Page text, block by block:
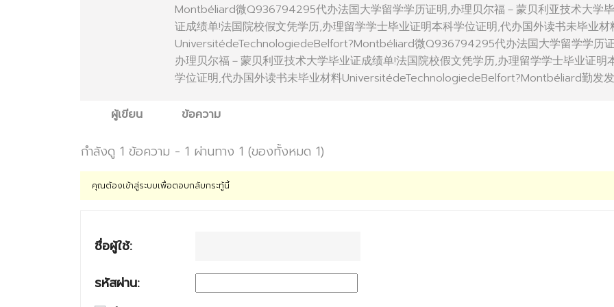
Montbéliard微Q936794295代办法国大学留学学历证明,办理贝尔福－蒙贝利亚技术大学
证成绩单!法国院校假文凭学历,办理留学学士毕业证明本科学位证明,代办国外读书未毕业材
UniversitédeTechnologiedeBelfort?Montbéliard微Q936794295代办法国大学留学学历
办理贝尔福－蒙贝利亚技术大学毕业证成绩单!法国院校假文凭学历,办理留学学士毕业证明
学位证明,代办国外读书未毕业材料UniversitédeTechnologiedeBelfort?Montbéliard勤发发
ผู้เขียน ข้อความ
กำลังดู 1 ข้อความ - 1 ผ่านทาง 1 (ของทั้งหมด 1)
คุณต้องเข้าสู่ระบบเพื่อตอบกลับกระทู้นี้
ชื่อผู้ใช้:
รหัสผ่าน: